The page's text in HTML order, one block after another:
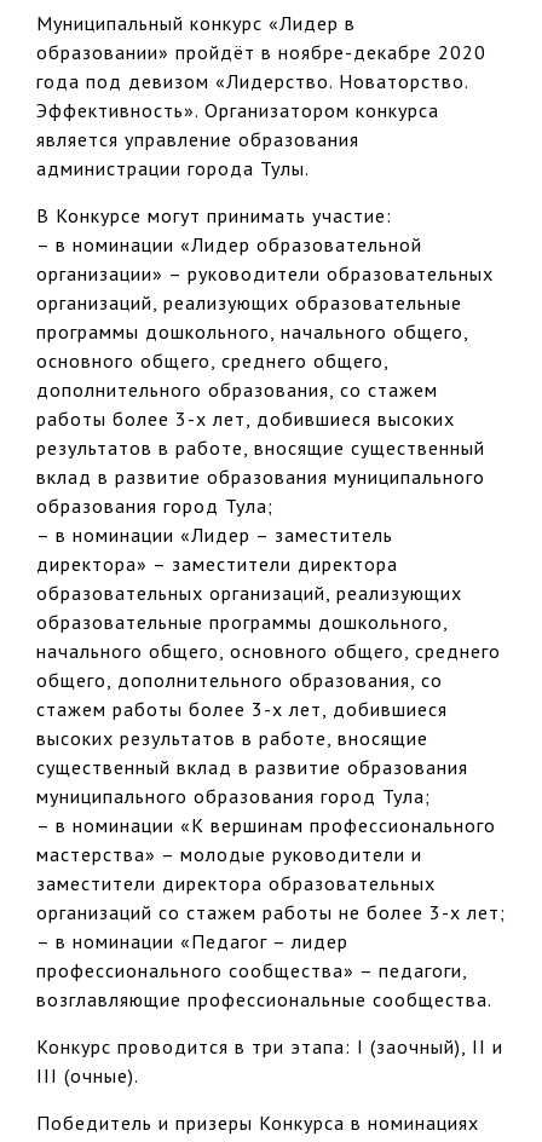
Муниципальный конкурс «Лидер в
образовании» пройдёт в ноябре-декабре 2020
года под девизом «Лидерство. Новаторство.
Эффективность». Организатором конкурса
является управление образования
администрации города Тулы.
В Конкурсе могут принимать участие:
– в номинации «Лидер образовательной
организации» – руководители образовательных
организаций, реализующих образовательные
программы дошкольного, начального общего,
основного общего, среднего общего,
дополнительного образования, со стажем
работы более 3-х лет, добившиеся высоких
результатов в работе, вносящие существенный
вклад в развитие образования муниципального
образования город Тула;
– в номинации «Лидер – заместитель
директора» – заместители директора
образовательных организаций, реализующих
образовательные программы дошкольного,
начального общего, основного общего, среднего
общего, дополнительного образования, со
стажем работы более 3-х лет, добившиеся
высоких результатов в работе, вносящие
существенный вклад в развитие образования
муниципального образования город Тула;
– в номинации «К вершинам профессионального
мастерства» – молодые руководители и
заместители директора образовательных
организаций со стажем работы не более 3-х лет;
– в номинации «Педагог – лидер
профессионального сообщества» – педагоги,
возглавляющие профессиональные сообщества.
Конкурс проводится в три этапа: I (заочный), II и
III (очные).
Победитель и призеры Конкурса в номинациях